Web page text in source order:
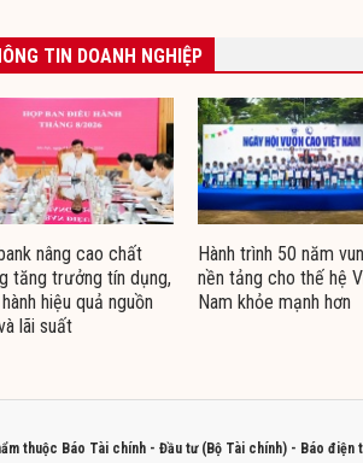
TIN DOANH NGHIỆP
nâng cao chất
tăng trưởng tín dụng,
hiệu quả nguồn
lãi suất
Hành trình 50 năm
nền tảng cho thế hệ
Nam khỏe mạnh hơn
thuộc Báo Tài chính - Đầu tư (Bộ Tài chính) - Báo điện